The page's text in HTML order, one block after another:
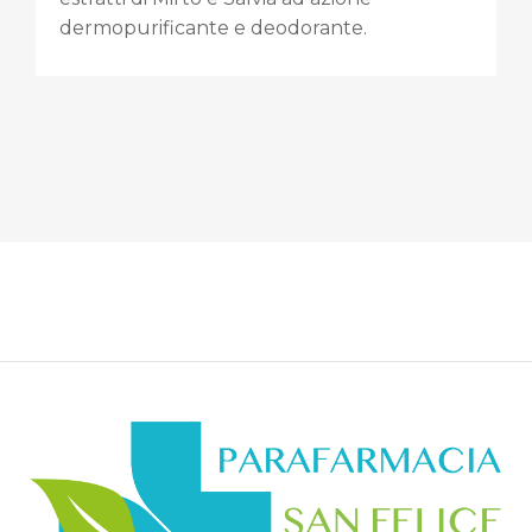
dermopurificante e deodorante.